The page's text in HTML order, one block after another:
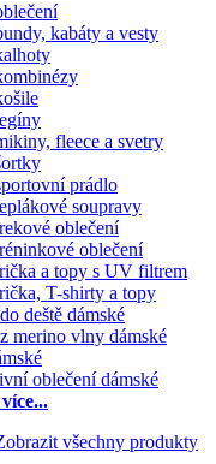
kabáty a vesty
fleece a svetry
prádlo
soupravy
oblečení
oblečení
a topy s UV filtrem
T-shirty a topy
deště dámské
merino vlny dámské
oblečení dámské